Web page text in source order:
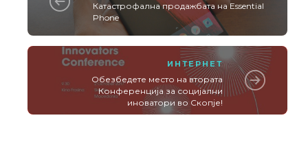
Катастрофална продажбата на Essential
Phone
ИНТЕРНЕТ
Обезбедете место на втората
Конференција за социјални
иноватори во Скопје!